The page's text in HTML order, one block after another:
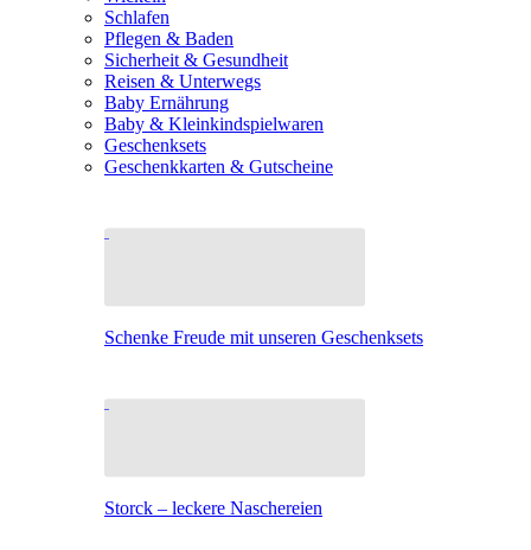
Schlafen
Pflegen & Baden
Sicherheit & Gesundheit
Reisen & Unterwegs
Baby Ernährung
Baby & Kleinkindspielwaren
Geschenksets
Geschenkkarten & Gutscheine
Schenke Freude mit unseren Geschenksets
Storck – leckere Naschereien